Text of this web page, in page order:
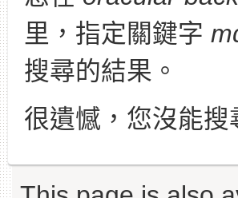
里，指定關鍵字
搜尋的結果。
很遺憾，您沒能